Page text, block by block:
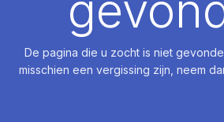
De pagina die u zocht is niet
misschien een vergissing zijn, neem